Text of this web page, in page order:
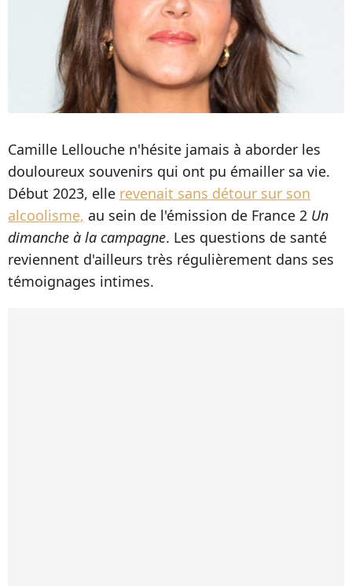
Camille Lellouche n'hésite jamais à aborder les
douloureux souvenirs qui ont pu émailler sa vie.
Début 2023, elle revenait sans détour sur son
alcoolisme, au sein de l'émission de France 2 Un
dimanche à la campagne. Les questions de santé
reviennent d'ailleurs très régulièrement dans ses
témoignages intimes.